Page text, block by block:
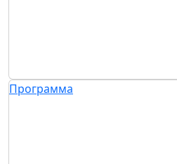
Программа